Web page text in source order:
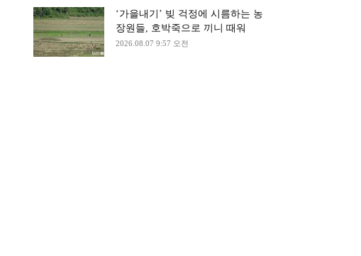
‘가을내기’ 빚 걱정에 시름하는 농
장원들, 호박죽으로 끼니 때워
2026.08.07 9:57 오전